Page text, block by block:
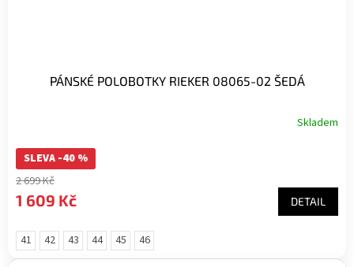
PÁNSKÉ POLOBOTKY RIEKER 08065-02 ŠEDÁ
Skladem
SLEVA -40 %
2 699 Kč
1 609 Kč DETAIL
41 42 43 44 45 46